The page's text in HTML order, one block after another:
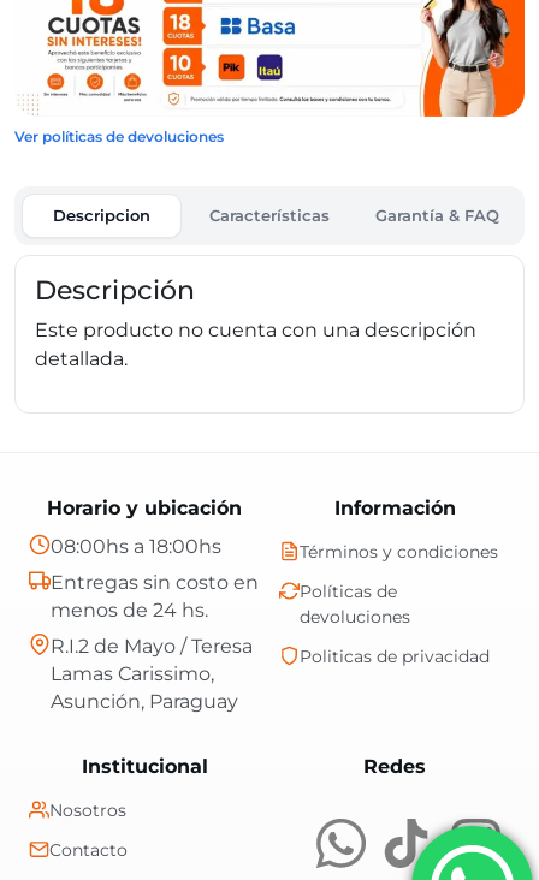
Ver políticas de devoluciones
Descripcion Características Garantía & FAQ
Descripción
Este producto no cuenta con una descripción
detallada.
RedesCentral Shop es
Información
Términos y condiciones
Políticas de
devoluciones
Politicas de privacidad
Institucional
Nosotros
Contacto
Horario y ubicación
08:00hs a 18:00hs
Entregas sin costo en
menos de 24 hs.
R.I.2 de Mayo / Teresa
Lamas Carissimo,
Asunción, Paraguay